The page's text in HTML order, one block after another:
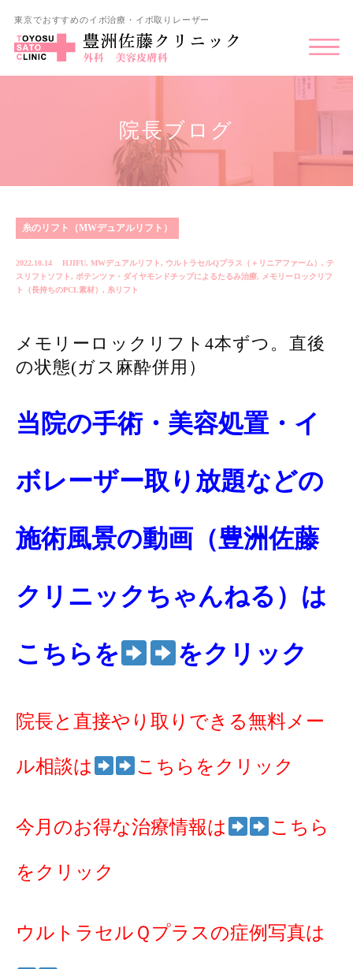
東京でおすすめのイボ治療・イボ取りレーザー
院長ブログ
糸のリフト（MWデュアルリフト）
2022.10.14 HJIFU, MWデュアルリフト, ウルトラセルQプラス（＋リニアファーム） , テ
スリフトソフト, ポテンツァ・ダイヤモンドチップによるたるみ治療, メモリーロックリフ
ト（長持ちのPCL素材） , 糸リフト
メモリーロックリフト4本ずつ。直後
の状態(ガス麻酔併用）
当院の手術・美容処置・イ
ボレーザー取り放題などの
施術風景の動画（豊洲佐藤
クリニックちゃんねる）は
こちらを をクリック
院長と直接やり取りできる無料メー
ル相談は こちらをクリック
今月のお得な治療情報は こちら
をクリック
ウルトラセルＱプラスの症例写真は